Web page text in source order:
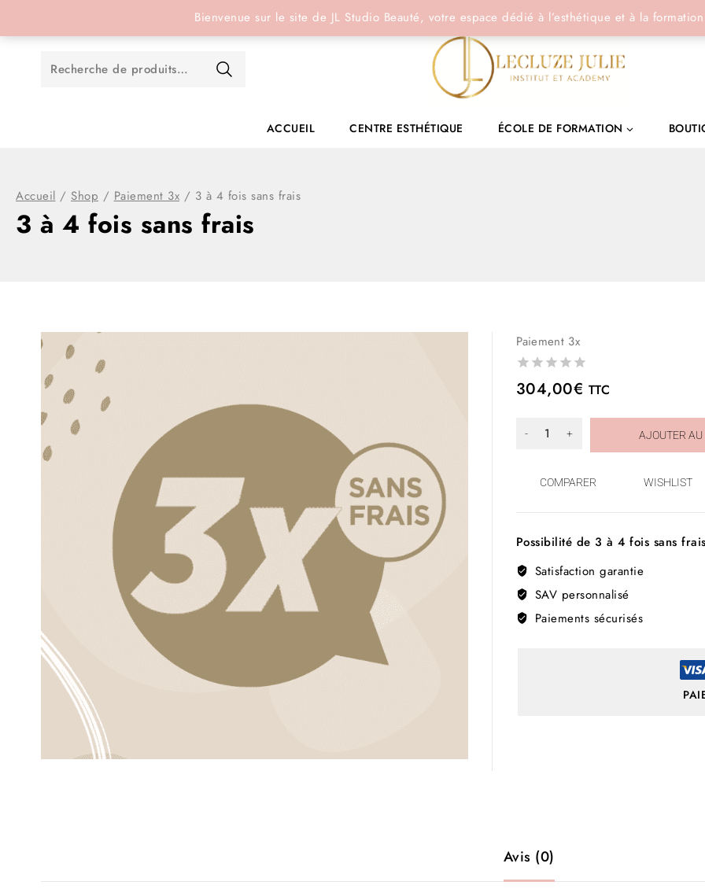
Bienvenue sur le site de JL Studio Beauté, votre espace dédié à l’esthétique et à la
ACCUEIL CENTRE ESTHÉTIQUE ÉCOLE DE FORMATION
Accueil / Shop / Paiement 3x / 3 à 4 fois sans frais
3 à 4 fois sans frais
Paiement 3x
0
out
304,00€ TTC
AJOUTER AU
COMPARER WISHLIST
Possibilité de 3 à 4 fois sans
Satisfaction garantie
SAV personnalisé
Paiements sécurisés
Avis (0)